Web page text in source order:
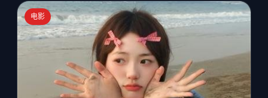
电影